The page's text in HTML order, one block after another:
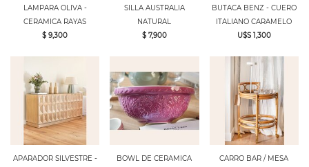
LAMPARA OLIVA -
CERAMICA RAYAS
$ 9,300
SILLA AUSTRALIA
NATURAL
$ 7,900
BUTACA BENZ - CUERO
ITALIANO CARAMELO
U$S 1,300
APARADOR SILVESTRE -
BOWL DE CERAMICA
CARRO BAR / MESA